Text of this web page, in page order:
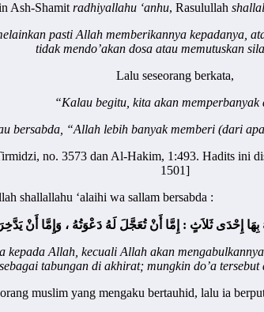
Ash-Shamit radhiyallahu ‘anhu, Rasulullah
pasti Allah memberikannya kepadanya,
tidak mendo’akan dosa atau memutuskan
Lalu seseorang berkata,
“Kalau begitu, kita akan memperbanyak
bersabda, “Allah lebih banyak memberi (dari
no. 3573 dan Al-Hakim, 1:493. Hadits ini
1501]
shallallahu ‘alaihi wa sallam bersabda :
إِحْدَى ثَلاَثٍ : إِمَّا أَنْ تُعَجَّلَ لَهُ دَعْوَتُهُ ، وَإِمَّا أَنْ
Allah, kecuali Allah akan
tabungan di akhirat; mungkin do’a
muslim yang mengaku bertauhid, lalu ia